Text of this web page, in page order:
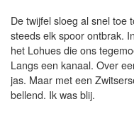
De twijfel sloeg al snel toe
steeds elk spoor ontbrak.
het Lohues die ons
Langs een kanaal. Over
jas. Maar met een
bellend. Ik was blij.